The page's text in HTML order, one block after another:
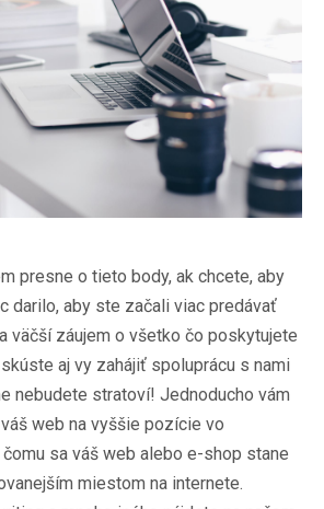
presne o tieto body, ak chcete, aby
darilo, aby ste začali viac predávať
väčší záujem o všetko čo poskytujete
aj vy zahájiť spoluprácu s nami
nebudete stratoví! Jednoducho vám
web na vyššie pozície vo
sa váš web alebo e-shop stane
miestom na internete.